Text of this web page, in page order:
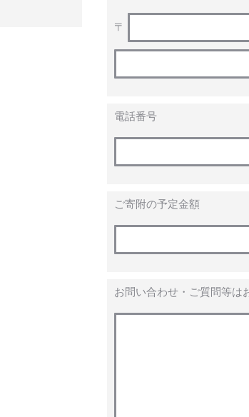
〒
電話番号
ご寄附の予定金額
お問い合わせ・ご質問等は